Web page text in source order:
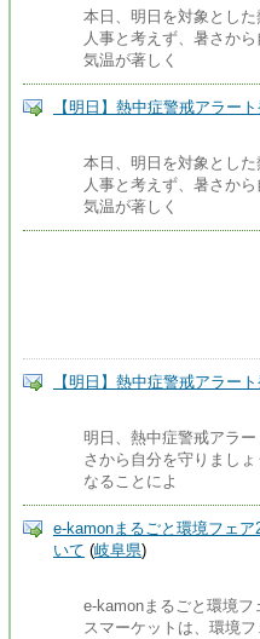
本日、明日を対象とし
人事と考えず、暑さか
気温が著しく
【明日】熱中症警戒アラー
本日、明日を対象とし
人事と考えず、暑さか
気温が著しく
【明日】熱中症警戒アラー
明日、熱中症警戒アラ
さから自分を守りまし
なることによ
e-kamonまるごと環境フェ
いて (岐阜県)
e-kamonまるごと環境
スマーケットは、環境